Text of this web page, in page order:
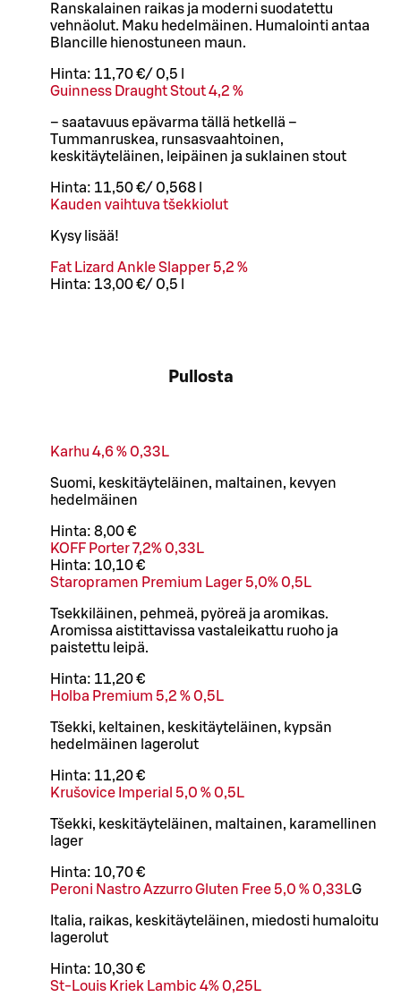
Ranskalainen raikas ja moderni suodatettu
vehnäolut. Maku hedelmäinen. Humalointi antaa
Blancille hienostuneen maun.
Hinta: 11,70 €/ 0,5 l
Guinness Draught Stout 4,2 %
– saatavuus epävarma tällä hetkellä –
Tummanruskea, runsasvaahtoinen,
keskitäyteläinen, leipäinen ja suklainen stout
Hinta: 11,50 €/ 0,568 l
Kauden vaihtuva tšekkiolut
Kysy lisää!
Fat Lizard Ankle Slapper 5,2 %
Hinta: 13,00 €/ 0,5 l
Pullosta
Karhu 4,6 % 0,33L
Suomi, keskitäyteläinen, maltainen, kevyen
hedelmäinen
Hinta: 8,00 €
KOFF Porter 7,2% 0,33L
Hinta: 10,10 €
Staropramen Premium Lager 5,0% 0,5L
Tsekkiläinen, pehmeä, pyöreä ja aromikas.
Aromissa aistittavissa vastaleikattu ruoho ja
paistettu leipä.
Hinta: 11,20 €
Holba Premium 5,2 % 0,5L
Tšekki, keltainen, keskitäyteläinen, kypsän
hedelmäinen lagerolut
Hinta: 11,20 €
Krušovice Imperial 5,0 % 0,5L
Tšekki, keskitäyteläinen, maltainen, karamellinen
lager
Hinta: 10,70 €
Peroni Nastro Azzurro Gluten Free 5,0 % 0,33LG
Italia, raikas, keskitäyteläinen, miedosti humaloitu
lagerolut
Hinta: 10,30 €
St-Louis Kriek Lambic 4% 0,25L